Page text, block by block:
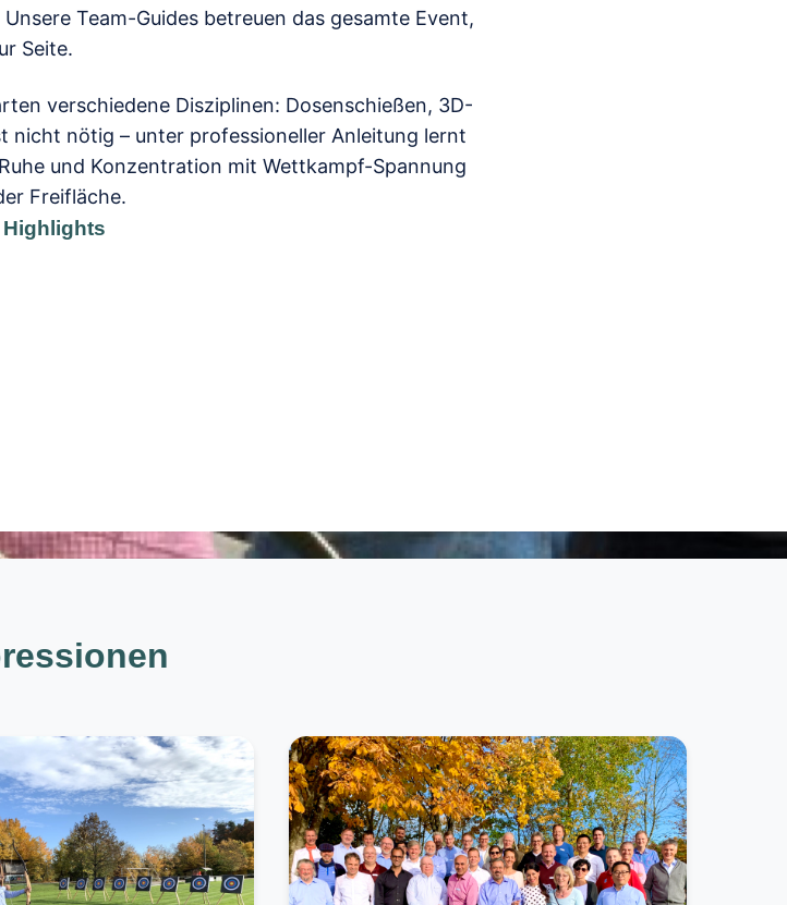
Team-Guides betreuen das gesamte Event,
Seite.
verschiedene Disziplinen: Dosenschießen, 3D-
nicht nötig – unter professioneller Anleitung lernt
und Konzentration mit Wettkampf-Spannung
Freifläche.
Highlights